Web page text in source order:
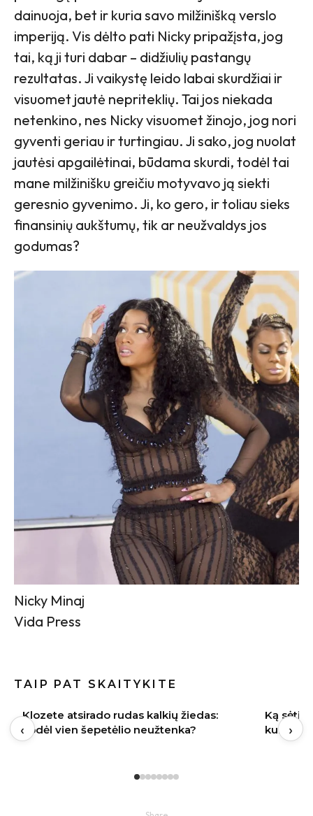
dainuoja, bet ir kuria savo milžinišką verslo
imperiją. Vis dėlto pati Nicky pripažįsta, jog
tai, ką ji turi dabar – didžiulių pastangų
rezultatas. Ji vaikystę leido labai skurdžiai ir
visuomet jautė nepriteklių. Tai jos niekada
netenkino, nes Nicky visuomet žinojo, jog nori
gyventi geriau ir turtingiau. Ji sako, jog nuolat
jautėsi apgailėtinai, būdama skurdi, todėl tai
mane milžinišku greičiu motyvavo ją siekti
geresnio gyvenimo. Ji, ko gero, ir toliau sieks
finansinių aukštumų, tik ar neužvaldys jos
godumas?
Nicky Minaj
Vida Press
TAIP PAT SKAITYKITE
Ką sėti rugpjūtį Lietuvoje: 9 daržovės,
kurių derlių dar spėsite nuimti rudenį
Indai po
gali būti
‹ ›